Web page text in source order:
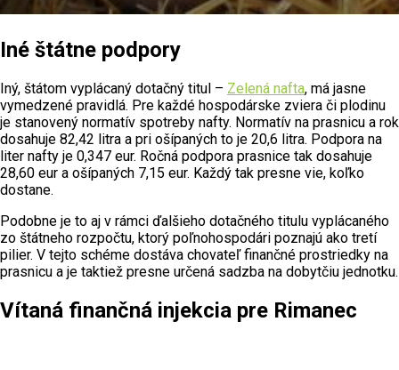
Iné štátne podpory
Iný, štátom vyplácaný dotačný titul – Zelená nafta, má jasne
vymedzené pravidlá. Pre každé hospodárske zviera či plodinu
je stanovený normatív spotreby nafty. Normatív na prasnicu a rok
dosahuje 82,42 litra a pri ošípaných to je 20,6 litra. Podpora na
liter nafty je 0,347 eur. Ročná podpora prasnice tak dosahuje
28,60 eur a ošípaných 7,15 eur. Každý tak presne vie, koľko
dostane.
Podobne je to aj v rámci ďalšieho dotačného titulu vyplácaného
zo štátneho rozpočtu, ktorý poľnohospodári poznajú ako tretí
pilier. V tejto schéme dostáva chovateľ finančné prostriedky na
prasnicu a je taktiež presne určená sadzba na dobytčiu jednotku.
Vítaná finančná injekcia pre Rimanec